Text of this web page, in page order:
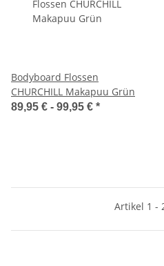
Bodyboard Flossen
CHURCHILL Makapuu Grün
89,95 € - 99,95 € *
Artikel 1 -